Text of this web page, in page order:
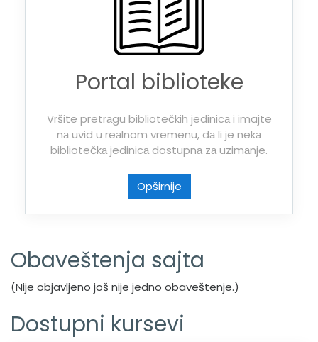
Portal biblioteke
Vršite pretrаgu bibliotečkih jedinicа i imajte
nа uvid u reаlnom vremenu, dа li je nekа
bibliotečkа jedinicа dostupnа zа uzimаnje.
Opširnije
Obaveštenja sajta
(Nije objavljeno još nije jedno obaveštenje.)
Dostupni kursevi